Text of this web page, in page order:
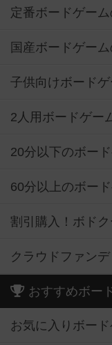
定番ボードゲー
国産ボードゲー
子供向けボード
2人用ボードゲー
20分以下のボー
60分以上のボー
割引購入！ボド
クラウドファン
おすすめボー
お気に入りボー